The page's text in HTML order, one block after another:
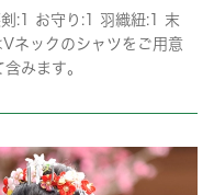
:1 お守り:1 羽織紐:1 末
ネックのシャツをご用意
みます。